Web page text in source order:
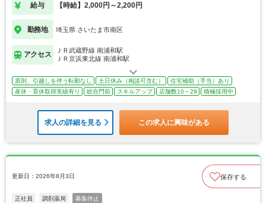
給与 【時給】2,000円～2,200円
勤務地 埼玉県 さいたま市南区
アクセス
ＪＲ武蔵野線 南浦和駅
ＪＲ京浜東北線 南浦和駅
原則、引越しを伴う転勤なし 土日休み（相談可含む）
住宅補助（手当）あり
産休・育休取得実績有り
総合門前 スキルアップ 店舗数10～29 積極採用中
求人の詳細を見る この求人に興味がある
更新日：2026年8月3日 保存する
正社員 調剤薬局 募集停止